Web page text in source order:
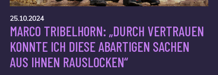
25.10.2024
MARCO TRIBELHORN: „DURCH VERTRAUEN
KONNTE ICH DIESE ABARTIGEN SACHEN
AUS IHNEN RAUSLOCKEN“